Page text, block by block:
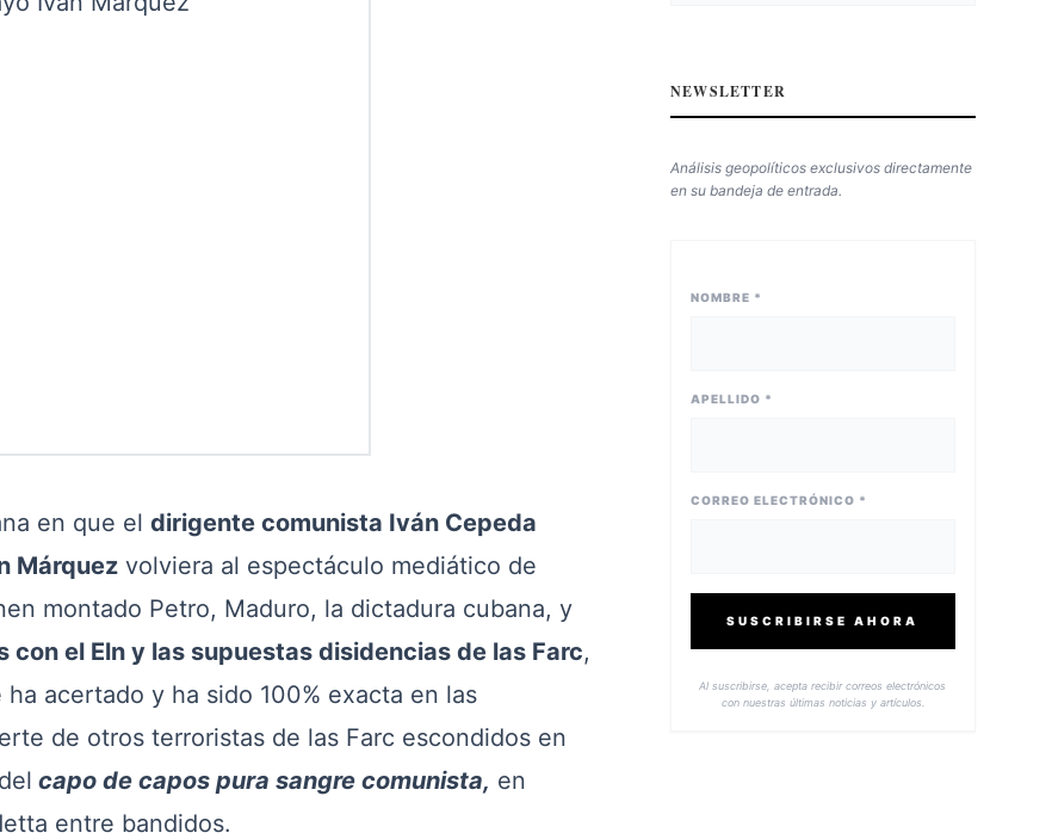
en que el dirigente comunista Iván Cepeda
Márquezvolviera al espectáculo mediático de
montado Petro, Maduro, la dictadura cubana, y
con el Eln y las supuestas disidencias de las Farc,
ha acertado y ha sido 100% exacta en las
de otros terroristas de las Farc escondidos en
capo de capos pura sangre comunista, en
entre bandidos.
NEWSLETTER
Análisis geopolíticos exclusivos directamente
en su bandeja de entrada.
NOMBRE *
APELLIDO *
CORREO ELECTRÓNICO *
SUSCRIBIRSE AHORA
Al suscribirse, acepta recibir correos electrónicos
con nuestras últimas noticias y artículos.